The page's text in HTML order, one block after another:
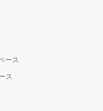
ース
ス